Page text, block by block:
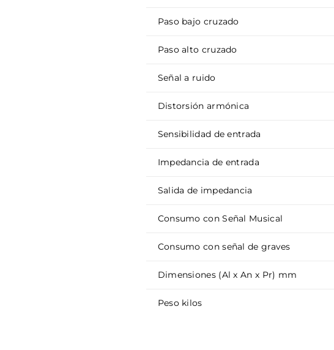
Paso bajo cruzado
Paso alto cruzado
Señal a ruido
Distorsión armónica
Sensibilidad de entrada
Impedancia de entrada
Salida de impedancia
Consumo con Señal Musical
Consumo con señal de graves
Dimensiones (Al x An x Pr) mm
Peso kilos